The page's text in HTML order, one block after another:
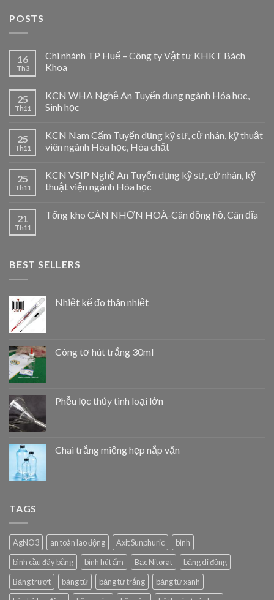
POSTS
16
Th3
Chi nhánh TP Huế – Công ty Vật tư KHKT Bách
Khoa
25
Th11
KCN WHA Nghệ An Tuyển dụng ngành Hóa học,
Sinh học
25
Th11
KCN Nam Cấm Tuyển dụng kỹ sư, cử nhân, kỹ thuật
viên ngành Hóa học, Hóa chất
25
Th11
KCN VSIP Nghệ An Tuyển dụng kỹ sư, cử nhân, kỹ
thuật viện ngành Hóa học
21
Th11
Tổng kho CÂN NHƠN HOÀ-Cân đồng hồ, Cân đĩa
BEST SELLERS
Nhiệt kế đo thân nhiệt
Công tơ hút trắng 30ml
Phễu lọc thủy tinh loại lớn
Chai trắng miệng hẹp nắp vặn
TAGS
AgNO3 an toàn lao động Axit Sunphuric
bình
bình cầu đáy bằng
bình hút ẩm Bạc Nitorat
bảng di động
Bảng trượt
bảng từ bảng từ trắng
bảng từ xanh